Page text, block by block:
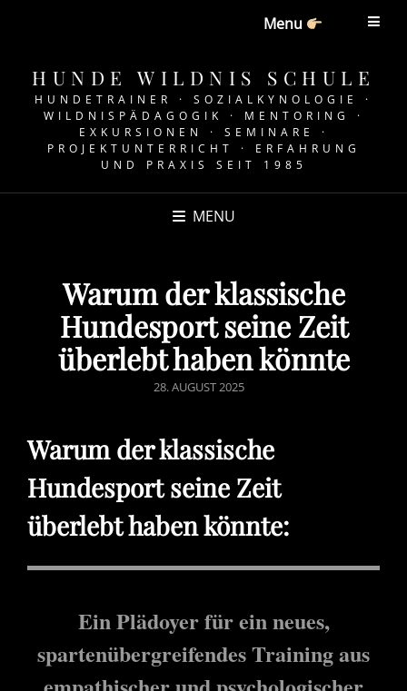
Menu
HUNDE WILDNIS SCHULE
HUNDETRAINER · SOZIALKYNOLOGIE ·
WILDNISPÄDAGOGIK · MENTORING ·
EXKURSIONEN · SEMINARE ·
PROJEKTUNTERRICHT · ERFAHRUNG
UND PRAXIS SEIT 1985
MENU
Warum der klassische
Hundesport seine Zeit
überlebt haben könnte
POSTED
28. AUGUST 2025
Warum der klassische
Hundesport seine Zeit
überlebt haben könnte:
Ein Plädoyer für ein neues,
spartenübergreifendes Training aus